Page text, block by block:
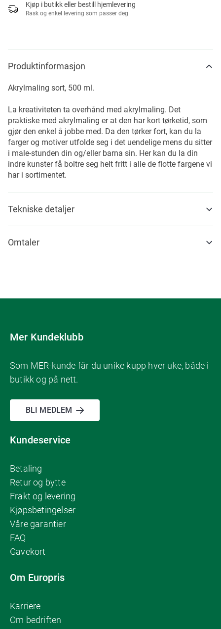
Kjøp i butikk eller bestill hjemlevering
Rask og enkel levering som passer deg
Produktinformasjon
Akrylmaling sort, 500 ml.
La kreativiteten ta overhånd med akrylmaling. Det
praktiske med akrylmaling er at den har kort tørketid, som
gjør den enkel å jobbe med. Da den tørker fort, kan du la
farger og motiver utfolde seg i det uendelige mens du sitter
i male-stunden din og/eller barna sin. Her kan du la din
indre kunster få boltre seg helt fritt i alle de flotte fargene vi
har i sortimentet.
Tekniske detaljer
Omtaler
Mer Kundeklubb
Som MER-kunde får du unike kupp hver uke, både i
butikk og på nett.
BLI MEDLEM
Kundeservice
Betaling
Retur og bytte
Frakt og levering
Kjøpsbetingelser
Våre garantier
FAQ
Gavekort
Om Europris
Karriere
Om bedriften